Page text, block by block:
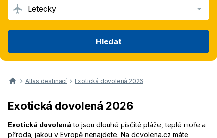
Letecky
Hledat
Atlas destinací Exotická dovolená 2026
Exotická dovolená 2026
Exotická dovolená to jsou dlouhé písčité pláže, teplé moře a
příroda, jakou v Evropě nenajdete. Na dovolena.cz máte